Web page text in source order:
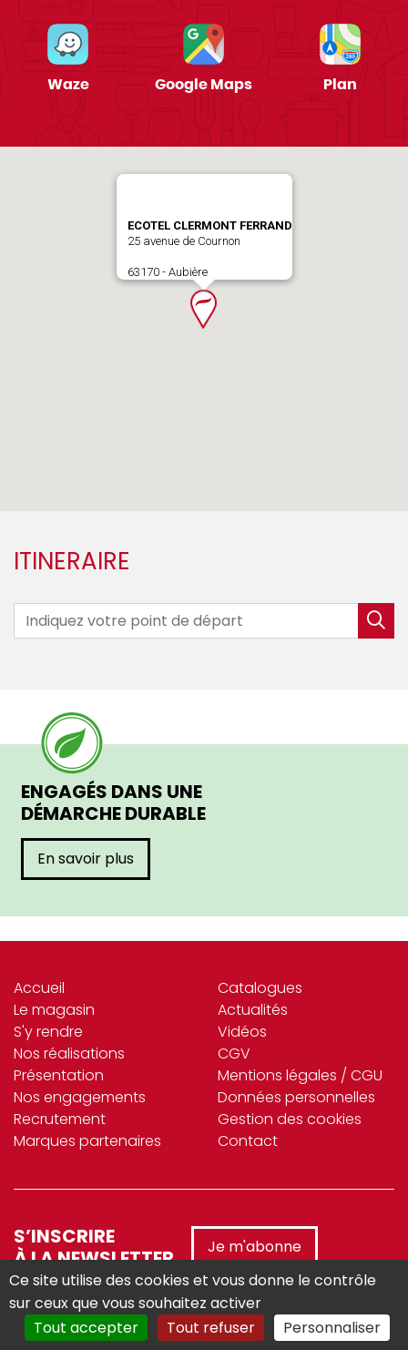
Waze Google Maps Plan
ECOTEL CLERMONT FERRAND
25 avenue de Cournon
63170 - Aubière
ITINERAIRE
ENGAGÉS DANS UNE
DÉMARCHE DURABLE
En savoir plus
Accueil
Le magasin
S'y rendre
Nos réalisations
Présentation
Nos engagements
Recrutement
Marques partenaires
Catalogues
Actualités
Vidéos
CGV
Mentions légales / CGU
Données personnelles
Gestion des cookies
Contact
S’INSCRIRE
À LA NEWSLETTER
Je m'abonne
Ce site utilise des cookies et vous donne le contrôle
sur ceux que vous souhaitez activer
Tout accepter
Tout refuser Personnaliser